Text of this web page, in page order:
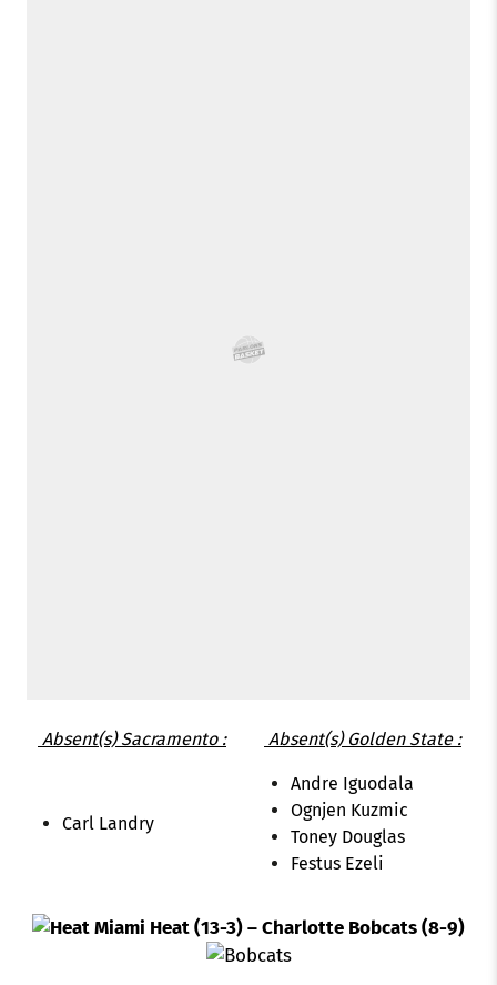
Absent(s) Sacramento : Absent(s) Golden State :
Carl Landry
Andre Iguodala
Ognjen Kuzmic
Toney Douglas
Festus Ezeli
Miami Heat (13-3) – Charlotte Bobcats (8-9)